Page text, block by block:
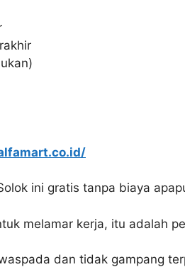
ini gratis tanpa biaya
melamar kerja, itu adalah
dan tidak gampang